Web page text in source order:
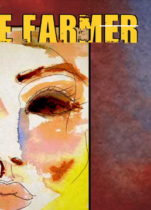
Ajouter à ma wishlist